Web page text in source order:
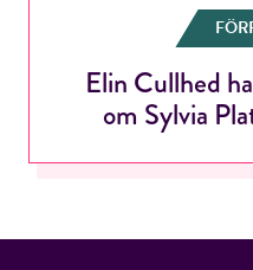
Elin Cullhed
om Sylvia